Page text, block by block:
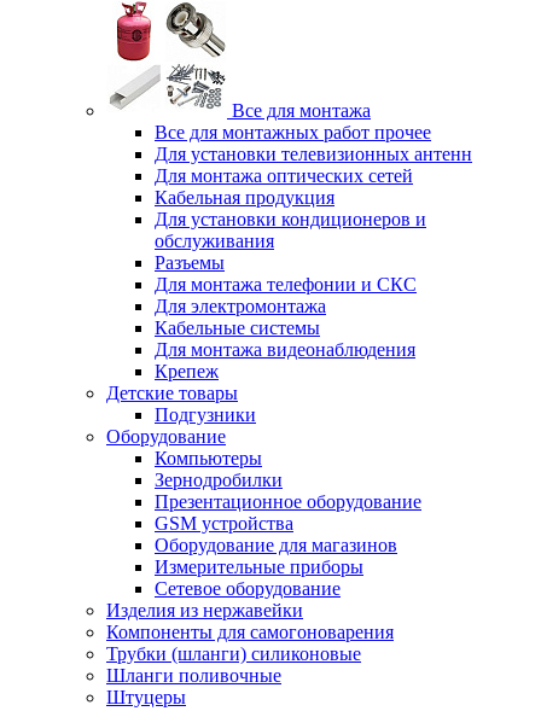
Все для монтажа
Все для монтажных работ прочее
Для установки телевизионных антенн
Для монтажа оптических сетей
Кабельная продукция
Для установки кондиционеров и
обслуживания
Разъемы
Для монтажа телефонии и СКС
Для электромонтажа
Кабельные системы
Для монтажа видеонаблюдения
Крепеж
Детские товары
Подгузники
Оборудование
Компьютеры
Зернодробилки
Презентационное оборудование
GSM устройства
Оборудование для магазинов
Измерительные приборы
Сетевое оборудование
Изделия из нержавейки
Компоненты для самогоноварения
Трубки (шланги) силиконовые
Шланги поливочные
Штуцеры